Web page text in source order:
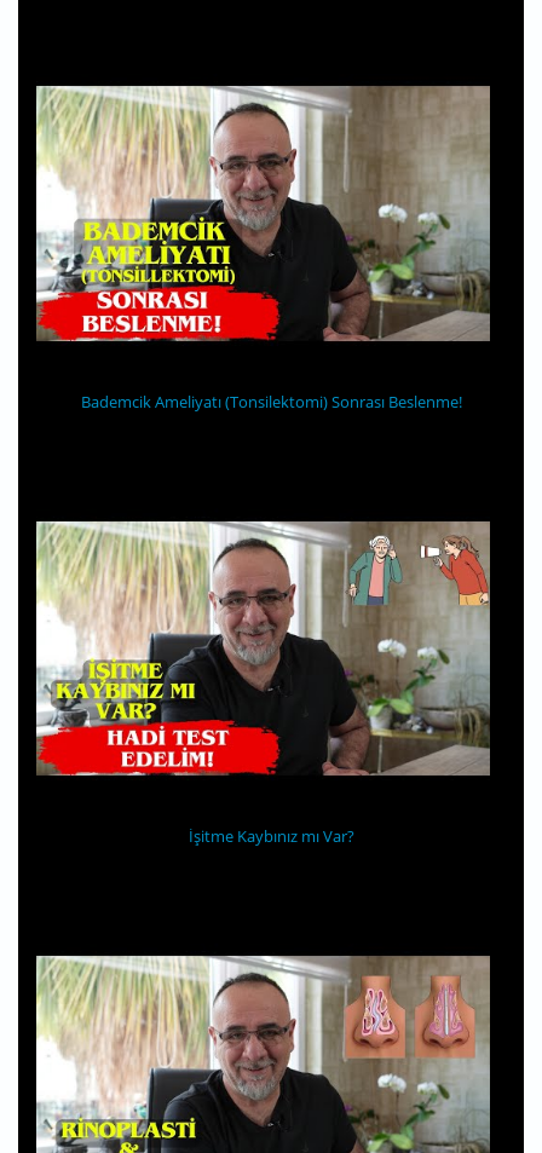
Bademcik Ameliyatı (Tonsilektomi) Sonrası Beslenme!
İşitme Kaybınız mı Var?